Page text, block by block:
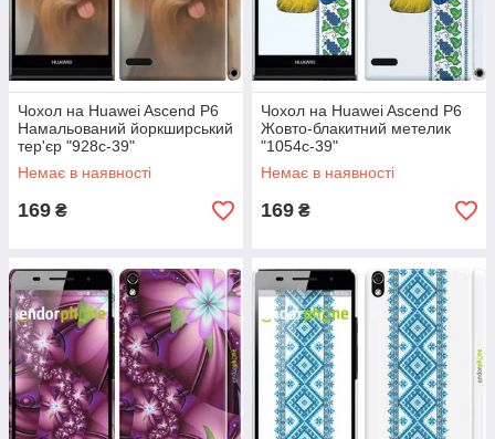
Чохол на Huawei Ascend P6
Намальований йоркширський
тер'єр "928c-39"
Немає в наявності
169 ₴
Чохол на Huawei Ascend P6
Жовто-блакитний метелик
"1054c-39"
Немає в наявності
169 ₴